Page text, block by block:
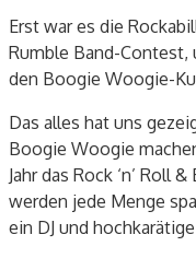
Erst war es die
Rumble Band-Contest,
den Boogie Woogie-
Das alles hat uns
Boogie Woogie
Jahr das Rock ‘n’ Roll
werden jede Menge
ein DJ und